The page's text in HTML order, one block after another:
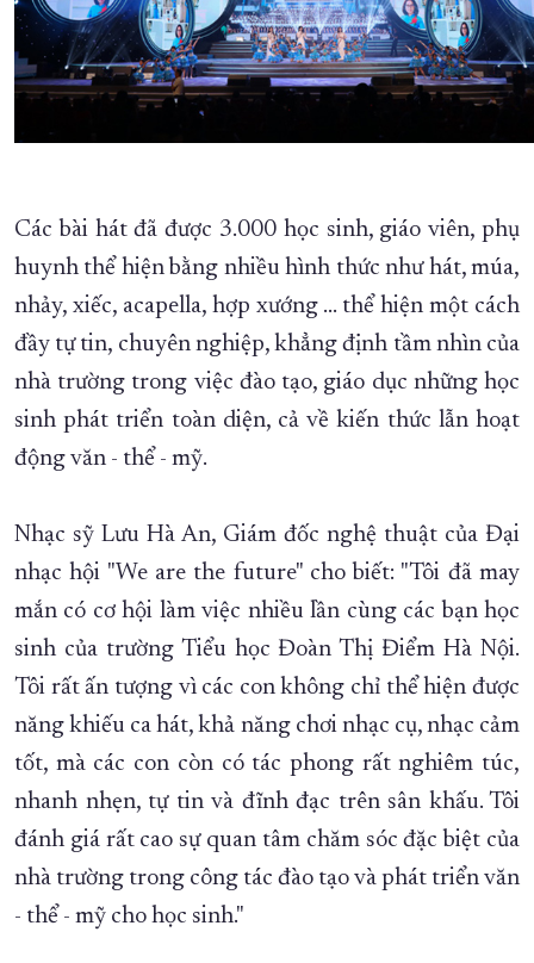
Các bài hát đã được 3.000 học sinh, giáo viên, phụ
huynh thể hiện bằng nhiều hình thức như hát, múa,
nhảy, xiếc, acapella, hợp xướng … thể hiện một cách
đầy tự tin, chuyên nghiệp, khẳng định tầm nhìn của
nhà trường trong việc đào tạo, giáo dục những học
sinh phát triển toàn diện, cả về kiến thức lẫn hoạt
động văn - thể - mỹ.
Nhạc sỹ Lưu Hà An, Giám đốc nghệ thuật của Đại
nhạc hội "We are the future" cho biết: "Tôi đã may
mắn có cơ hội làm việc nhiều lần cùng các bạn học
sinh của trường Tiểu học Đoàn Thị Điểm Hà Nội.
Tôi rất ấn tượng vì các con không chỉ thể hiện được
năng khiếu ca hát, khả năng chơi nhạc cụ, nhạc cảm
tốt, mà các con còn có tác phong rất nghiêm túc,
nhanh nhẹn, tự tin và đĩnh đạc trên sân khấu. Tôi
đánh giá rất cao sự quan tâm chăm sóc đặc biệt của
nhà trường trong công tác đào tạo và phát triển văn
- thể - mỹ cho học sinh."